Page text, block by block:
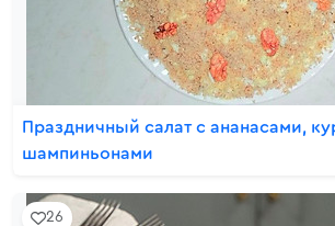
Праздничный салат с ананасами,
шампиньонами
26